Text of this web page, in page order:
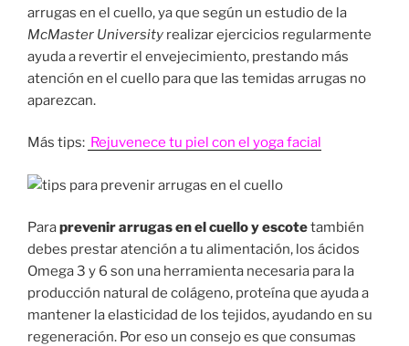
arrugas en el cuello, ya que según un estudio de la
McMaster University realizar ejercicios regularmente
ayuda a revertir el envejecimiento, prestando más
atención en el cuello para que las temidas arrugas no
aparezcan.
Más tips: Rejuvenece tu piel con el yoga facial
Paraprevenir arrugas en el cuello y escotetambién
debes prestar atención a tu alimentación, los ácidos
Omega 3 y 6 son una herramienta necesaria para la
producción natural de colágeno, proteína que ayuda a
mantener la elasticidad de los tejidos, ayudando en su
regeneración. Por eso un consejo es que consumas